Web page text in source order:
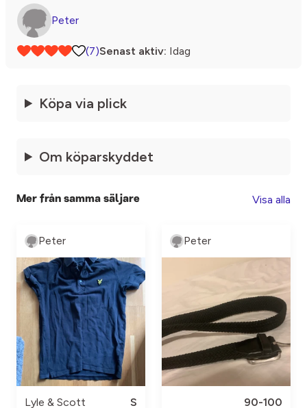
Peter
(7)Senast aktiv: Idag
Köpa via plick
Om köparskyddet
Mer från samma säljare Visa alla
Peter
Lyle & Scott
S
Peter
90-100